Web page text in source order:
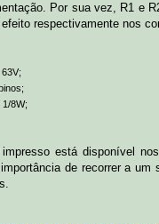
Por sua vez, R1 e
respectivamente nos
8W;
está disponível
de recorrer a um